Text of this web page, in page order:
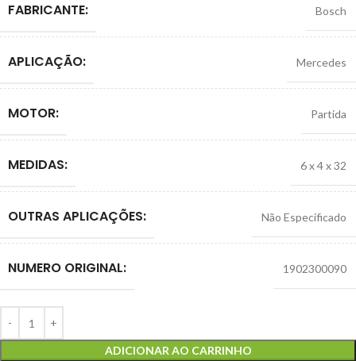
FABRICANTE: Bosch
APLICAÇÃO: Mercedes
MOTOR: Partida
MEDIDAS: 6 x 4 x 32
OUTRAS APLICAÇÕES: Não Especificado
NUMERO ORIGINAL: 1902300090
ADICIONAR AO CARRINHO